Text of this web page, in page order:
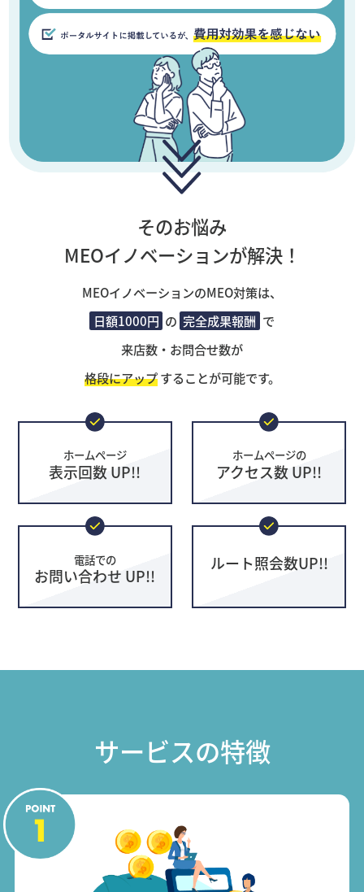
そのお悩み
MEOイノベーションが解決！
MEOイノベーションのMEO対策は、
日額1000円 の 完全成果報酬 で
来店数・お問合せ数が
格段にアップすることが可能です。
ホームページ
表示回数 UP!!
ホームページの
アクセス数 UP!!
電話での
お問い合わせ UP!!
ルート照会数UP!!
サービスの特徴